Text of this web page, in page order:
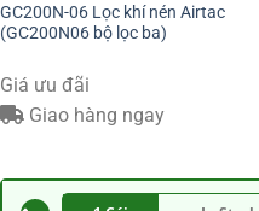
GC200N-06 Lọc khí nén Airtac
(GC200N06 bộ lọc ba)
Giá ưu đãi
Giao hàng ngay